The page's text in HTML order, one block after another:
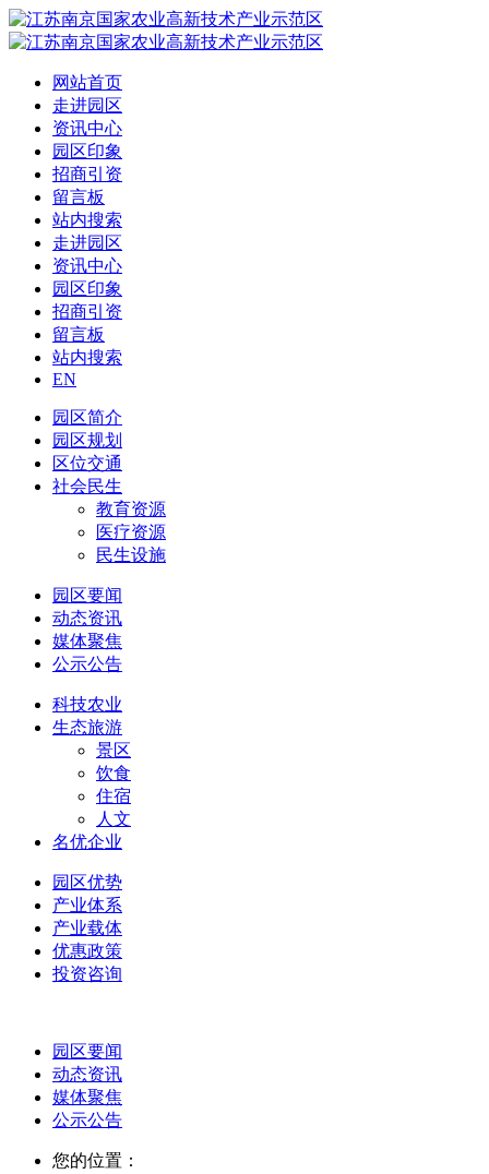
网站首页
走进园区
资讯中心
园区印象
招商引资
留言板
站内搜索
走进园区
资讯中心
园区印象
招商引资
留言板
站内搜索
EN
园区简介
园区规划
区位交通
社会民生
教育资源
医疗资源
民生设施
园区要闻
动态资讯
媒体聚焦
公示公告
科技农业
生态旅游
景区
饮食
住宿
人文
名优企业
园区优势
产业体系
产业载体
优惠政策
投资咨询
园区要闻
动态资讯
媒体聚焦
公示公告
您的位置：